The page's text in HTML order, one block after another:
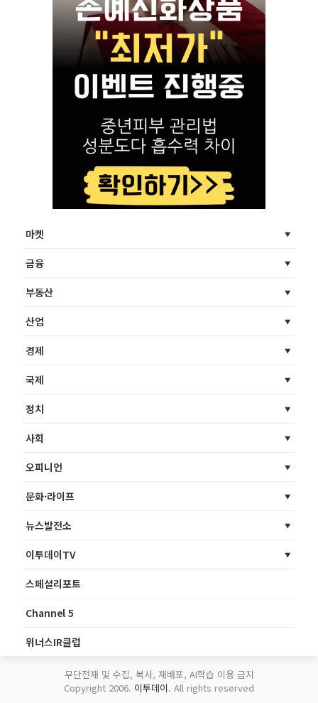
마켓
금융
부동산
산업
경제
국제
정치
사회
오피니언
문화·라이프
뉴스발전소
이투데이TV
스페셜리포트
Channel 5
위너스IR클럽
무단전재 및 수집, 복사, 재배포, AI학습 이용 금지
Copyright 2006. 이투데이. All rights reserved